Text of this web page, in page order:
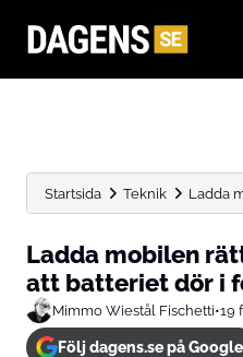
Startsida Teknik Ladda
Ladda mobilen
att batteriet dör i
Mimmo Wiestål Fischetti•19
Följ dagens.se på Google